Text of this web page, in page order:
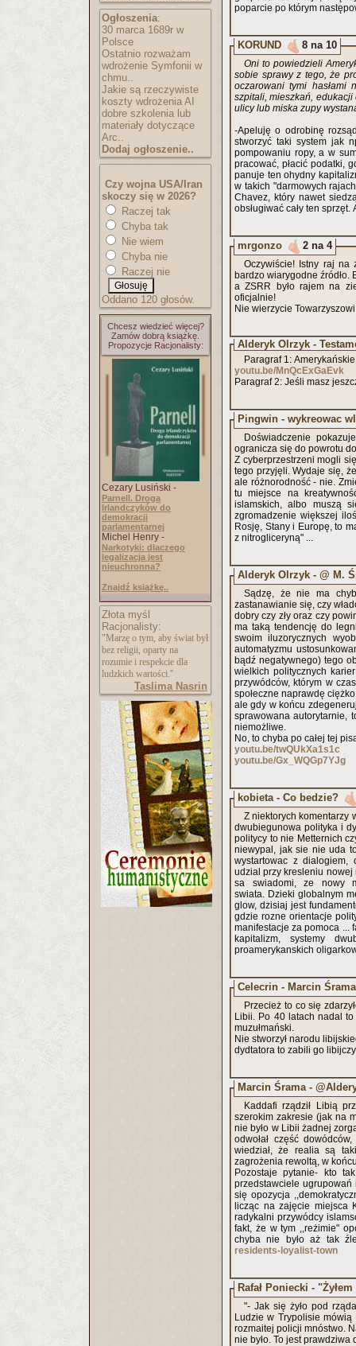
Ogłoszenia:
30 marca 1689r w
Polsce
Ostatnio rozważam
wdrożenie Symfonii w
chmu..
Jakie są rzeczywiste
koszty wdrożenia AI
dobre szkolenia lub
materiały dotyczące
Arc..
Dodaj ogłoszenie..
Czy wojna USA/Iran
skoczy się w 2026?
Raczej tak
Chyba tak
Nie wiem
Chyba nie
Raczej nie
Oddano 120 głosów.
Chcesz wiedzieć więcej?
Zamów dobrą książkę.
Propozycje Racjonalisty:
Cezary Lusiński -
Parnell. Droga
Irlandczyków do
demokracji
parlamentarnej
Michel Henry -
Narkotyki: dlaczego
legalizacja jest
nieuchronna?
Znajdź książkę..
Złota myśl
Racjonalisty:
"Marzę o tym, aby świat był
bez religii, oparty na
rozumie i respekcie dla
ludzkich wartości.''
Taslima Nasrin
poparcie po którym
KORUND 8 na 10
Oni to powiedzieli
sobie sprawy z tego, że
oczarowani tymi hasłami
szpitali, mieszkań,
ulicy lub miska zupy
-Apeluję o odrobinę
stworzyć taki system jak
pompowaniu ropy, a w
pracować, płacić podatki,
panuje ten ohydny
w takich "darmowych
Chavez, który nawet
obsługiwać cały ten sprzęt.
mrgonzo 2 na 4
Oczywiście! Istny raj na
bardzo wiarygodne źródło.
a ZSRR było rajem na ziemi!
oficjalnie!
Nie wierzycie
Alderyk Olrzyk -
Paragraf 1:
youtu.be/MnQcExGaEvk
Paragraf 2: Jeśli masz
Pingwin - wykreowac
Doświadczenie
ogranicza się do powrotu
Z cyberprzestrzeni mogli
tego przyjęli. Wydaje się,
ale różnorodność - nie.
tu miejsce na
islamskich, albo muszą
zgromadzenie większej
Rosję, Stany i Europę, to
z nitrogliceryną" ...
Alderyk Olrzyk - @ M.
Sądzę, że nie ma
zastanawianie się, czy
dobry czy zły oraz czy
ma taką tendencję do
swoim iluzorycznych
automatyzmu
bądź negatywnego) tego
wielkich politycznych
przywódców, którym w
społeczne naprawdę
ale gdy w końcu
sprawowana autorytarnie,
niemożliwe.
No, to chyba po całej tej
youtu.be/twQUkXa1s1c
youtu.be/Gx_WQGp7YJg
kobieta - Co bedzie?
Z niektorych komentarzy
dwubiegunowa polityka i
politycy to nie Metternich
niewypal, jak sie nie uda
wystartowac z dialogiem,
udzial przy kresleniu
sa swiadomi, ze nowy
swiata. Dzieki globalnym
glow, dzisiaj jest
gdzie rozne orientacje
manifestacje za pomoca ...
kapitalizm, systemy
proamerykanskich
Celecrin - Marcin Śrama
Przecież to co się
Libii. Po 40 latach nadal
muzułmański.
Nie stworzył narodu
dydtatora to zabili go
Marcin Śrama -
Kaddafi rządził Libią
szerokim zakresie (jak na
nie było w Libii żadnej
odwołał część
wiedział, że realia są
zagrożenia rewoltą, w
Pozostaje pytanie- kto
przedstawciele
się opozycja
licząc na zajęcie miejsca
radykalni przywódcy
fakt, że w tym ,,reżimie"
chyba nie było aż tak
residents-loyalist-town
Rafał Poniecki -
"- Jak się żyło pod
Ludzie w Trypolisie
rozmaitej policji mnóstwo.
nie było. To jest prawdziwa